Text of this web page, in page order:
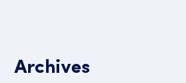
Archives